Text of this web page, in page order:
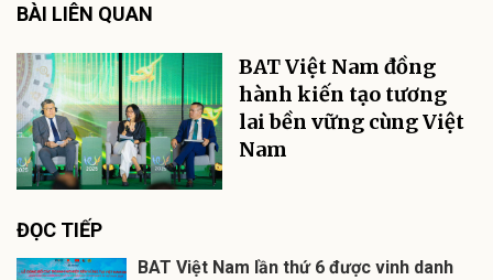
BÀI LIÊN QUAN
BAT Việt Nam đồng
hành kiến tạo tương
lai bền vững cùng Việt
Nam
ĐỌC TIẾP
BAT Việt Nam lần thứ 6 được vinh danh